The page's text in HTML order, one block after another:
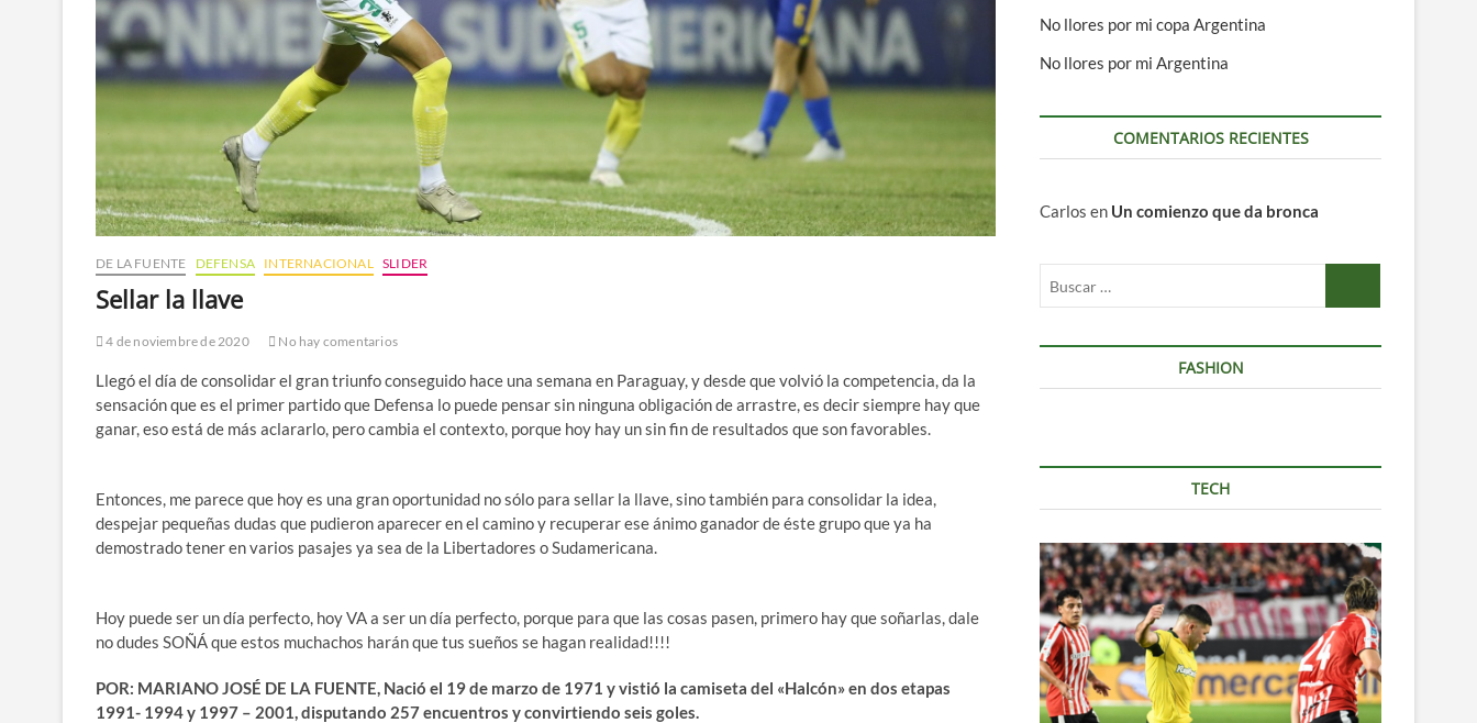
DE LA FUENTE DEFENSA INTERNACIONAL SLIDER
Sellar la llave
4 de noviembre de 2020 No hay comentarios
Llegó el día de consolidar el gran triunfo conseguido hace una semana en Paraguay, y desde que volvió la competencia, da la
sensación que es el primer partido que Defensa lo puede pensar sin ninguna obligación de arrastre, es decir siempre hay que
ganar, eso está de más aclararlo, pero cambia el contexto, porque hoy hay un sin fin de resultados que son favorables.
Entonces, me parece que hoy es una gran oportunidad no sólo para sellar la llave, sino también para consolidar la idea,
despejar pequeñas dudas que pudieron aparecer en el camino y recuperar ese ánimo ganador de éste grupo que ya ha
demostrado tener en varios pasajes ya sea de la Libertadores o Sudamericana.
Hoy puede ser un día perfecto, hoy VA a ser un día perfecto, porque para que las cosas pasen, primero hay que soñarlas, dale
no dudes SOÑÁ que estos muchachos harán que tus sueños se hagan realidad!!!!
POR: MARIANO JOSÉ DE LA FUENTE, Nació el 19 de marzo de 1971 y vistió la camiseta del «Halcón» en dos etapas
1991- 1994 y 1997 – 2001, disputando 257 encuentros y convirtiendo seis goles.
No llores por mi copa Argentina
No llores por mi Argentina
COMENTARIOS RECIENTES
Carlos en Un comienzo que da bronca
FASHION
TECH